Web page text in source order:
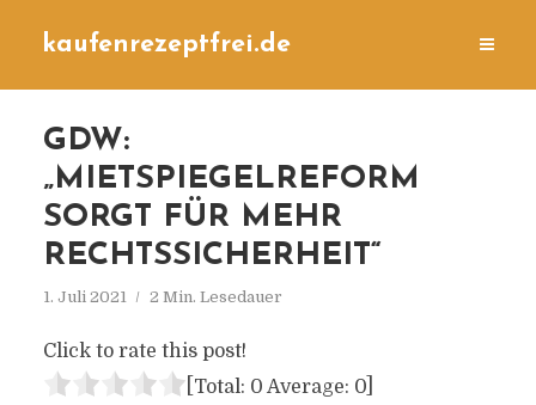
kaufenrezeptfrei.de
GDW:
„MIETSPIEGELREFORM
SORGT FÜR MEHR
RECHTSSICHERHEIT“
1. Juli 2021 2 Min. Lesedauer
Click to rate this post!
[Total: 0 Average: 0]